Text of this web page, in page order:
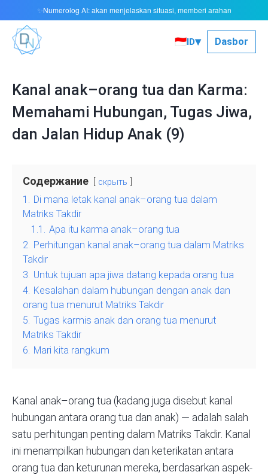
🇮🇩ID▾ Dasbor
Kanal anak–orang tua dan Karma:
Memahami Hubungan, Tugas Jiwa,
dan Jalan Hidup Anak (9)
Содержание скрыть
1. Di mana letak kanal anak–orang tua dalam
Matriks Takdir
1.1. Apa itu karma anak–orang tua
2. Perhitungan kanal anak–orang tua dalam Matriks
Takdir
3. Untuk tujuan apa jiwa datang kepada orang tua
4. Kesalahan dalam hubungan dengan anak dan
orang tua menurut Matriks Takdir
5. Tugas karmis anak dan orang tua menurut
Matriks Takdir
6. Mari kita rangkum
Kanal anak–orang tua (kadang juga disebut kanal
hubungan antara orang tua dan anak) — adalah salah
satu perhitungan penting dalam Matriks Takdir. Kanal
ini menampilkan hubungan dan keterikatan antara
orang tua dan keturunan mereka, berdasarkan aspek-
✨Numerolog AI: akan menjelaskan situasi, memberi arahan